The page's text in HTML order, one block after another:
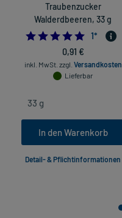
Traubenzucker
Walderdbeeren, 33 g
5.0
1*
0,91 €
inkl. MwSt. zzgl. Versandkosten
Lieferbar
In den Warenkorb
Detail- & Pflichtinformationen